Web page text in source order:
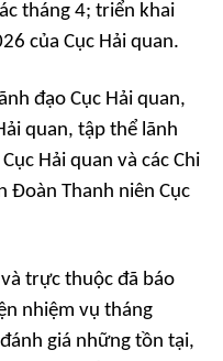
tháng 4; triển khai
của Cục Hải quan.
đạo Cục Hải quan,
quan, tập thể lãnh
Hải quan và các Chi
Đoàn Thanh niên Cục
trực thuộc đã báo
nhiệm vụ tháng
giá những tồn tại,